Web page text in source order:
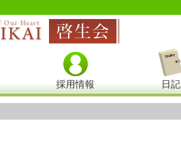
採用情報 日記